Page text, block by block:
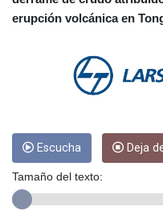
erupción volcánica en
Escucha Deja
Tamaño del texto: